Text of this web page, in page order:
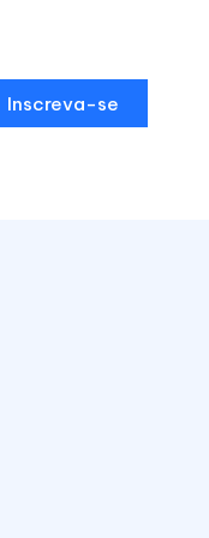
Inscreva-se